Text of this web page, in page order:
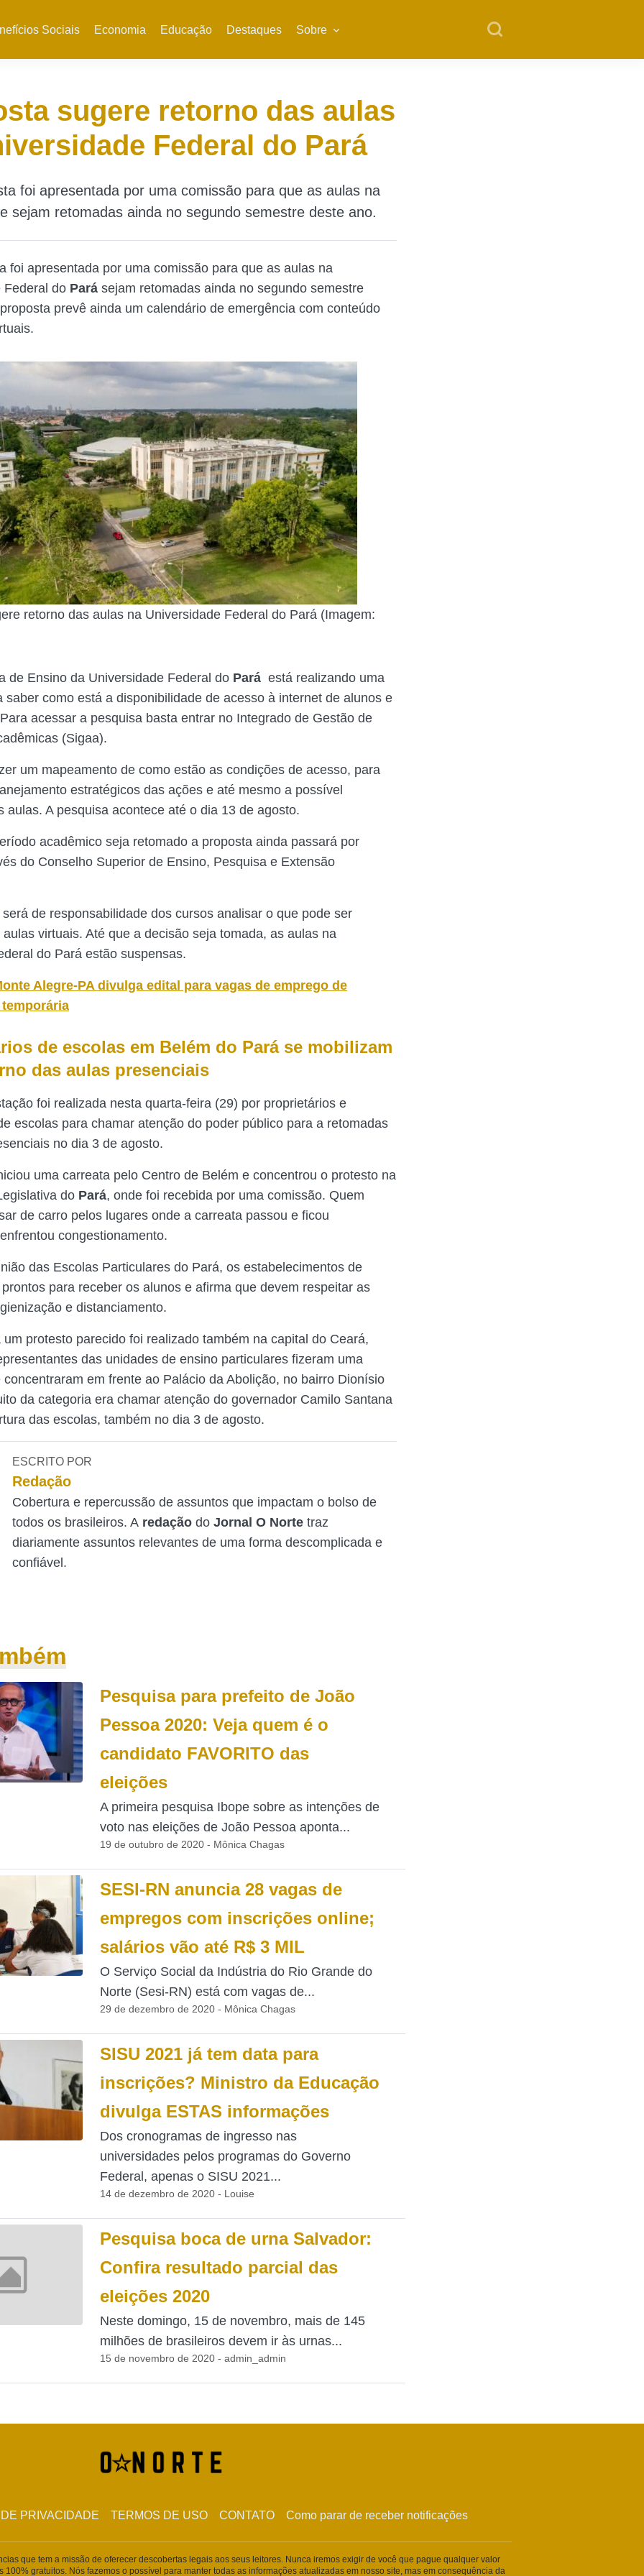
Sociais Economia Educação Destaques Sobre
sugere retorno das aulas
Federal do Pará
foi apresentada por uma comissão para que as aulas na
sejam retomadas ainda no segundo semestre deste ano.
foi apresentada por uma comissão para que as aulas na
Federal do Pará sejam retomadas ainda no segundo semestre
prevê ainda um calendário de emergência com conteúdo
retorno das aulas na Universidade Federal do Pará (Imagem:
de Ensino da Universidade Federal do Pará está realizando uma
saber como está a disponibilidade de acesso à internet de alunos e
acessar a pesquisa basta entrar no Integrado de Gestão de
(Sigaa).
um mapeamento de como estão as condições de acesso, para
estratégicos das ações e até mesmo a possível
aulas. A pesquisa acontece até o dia 13 de agosto.
acadêmico seja retomado a proposta ainda passará por
do Conselho Superior de Ensino, Pesquisa e Extensão
de responsabilidade dos cursos analisar o que pode ser
virtuais. Até que a decisão seja tomada, as aulas na
do Pará estão suspensas.
Alegre-PA divulga edital para vagas de emprego de
de escolas em Belém do Pará se mobilizam
das aulas presenciais
foi realizada nesta quarta-feira (29) por proprietários e
escolas para chamar atenção do poder público para a retomadas
no dia 3 de agosto.
uma carreata pelo Centro de Belém e concentrou o protesto na
do Pará, onde foi recebida por uma comissão. Quem
de carro pelos lugares onde a carreata passou e ficou
congestionamento.
das Escolas Particulares do Pará, os estabelecimentos de
para receber os alunos e afirma que devem respeitar as
e distanciamento.
um protesto parecido foi realizado também na capital do Ceará,
das unidades de ensino particulares fizeram uma
concentraram em frente ao Palácio da Abolição, no bairro Dionísio
da categoria era chamar atenção do governador Camilo Santana
das escolas, também no dia 3 de agosto.
ESCRITO POR
Redação
Cobertura e repercussão de assuntos que impactam o bolso de
todos os brasileiros. A redaçãodoJornal O Nortetraz
diariamente assuntos relevantes de uma forma descomplicada e
confiável.
Pesquisa para prefeito de João
Pessoa 2020: Veja quem é o
candidato FAVORITO das
eleições
A primeira pesquisa Ibope sobre as intenções de
voto nas eleições de João Pessoa aponta...
19 de outubro de 2020 - Mônica Chagas
SESI-RN anuncia 28 vagas de
empregos com inscrições online;
salários vão até R$ 3 MIL
O Serviço Social da Indústria do Rio Grande do
Norte (Sesi-RN) está com vagas de...
29 de dezembro de 2020 - Mônica Chagas
SISU 2021 já tem data para
inscrições? Ministro da Educação
divulga ESTAS informações
Dos cronogramas de ingresso nas
universidades pelos programas do Governo
Federal, apenas o SISU 2021...
14 de dezembro de 2020 - Louise
Pesquisa boca de urna Salvador:
Confira resultado parcial das
eleições 2020
Neste domingo, 15 de novembro, mais de 145
milhões de brasileiros devem ir às urnas...
15 de novembro de 2020 - admin_admin
PRIVACIDADE TERMOS DE USO CONTATO Como parar de receber notificações
que tem a missão de oferecer descobertas legais aos seus leitores. Nunca iremos exigir de você que pague qualquer valor
gratuitos. Nós fazemos o possível para manter todas as informações atualizadas em nosso site, mas em consequência da